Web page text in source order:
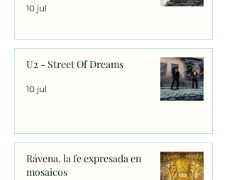
10 jul
U2 - Street Of Dreams
10 jul
Rávena, la fe expresada en
mosaicos